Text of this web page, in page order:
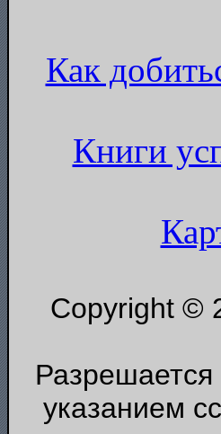
Как
Книги
Copyright ©
указанием